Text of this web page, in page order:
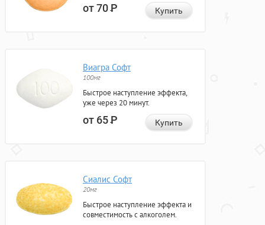
от 70Р Купить
Виагра Софт
100мг
Быстрое наступление эффекта,
уже через 20 минут.
от 65Р Купить
Сиалис Софт
20мг
Быстрое наступление эффекта и
совместимость с алкоголем.